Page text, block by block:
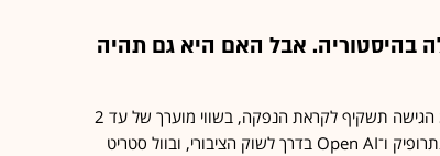
בהיסטוריה. אבל האם היא גם תהיה
בסוף השבוע האחרון חברת החלל SpaceX הגישה תשקיף לקראת הנפקה, בשווי מוערך של עד 2
טריליון דולר • גם ענקיות AI נוספות כמו אנתרופיק ו־Open AI בדרך לשוק הציבורי, ובוול סטריט